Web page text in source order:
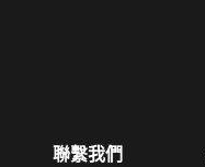
聯繫我們